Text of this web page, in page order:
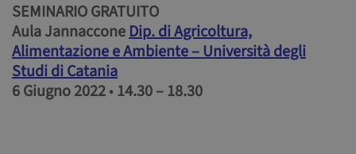
SEMINARIO GRATUITO
Aula JannacconeDip. di Agricoltura,
Alimentazione e Ambiente – Università degli
Studi di Catania
6 Giugno 2022• 14.30 – 18.30